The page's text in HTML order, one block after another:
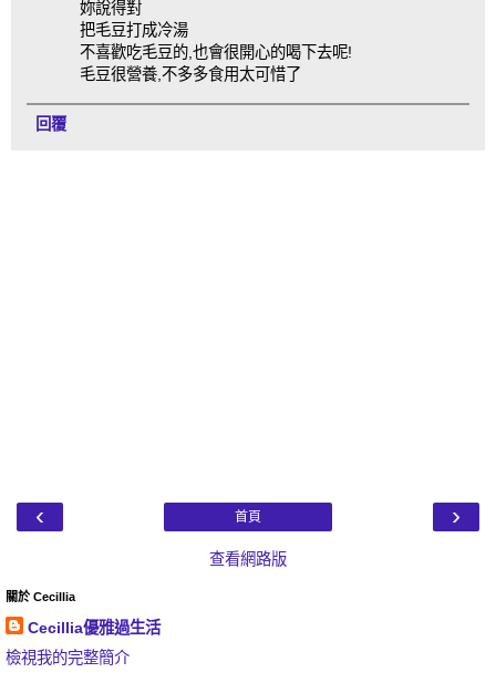
妳說得對
把毛豆打成冷湯
不喜歡吃毛豆的,也會很開心的喝下去呢!
毛豆很營養,不多多食用太可惜了
回覆
‹ ›
首頁
查看網路版
關於 Cecillia
Cecillia優雅過生活
檢視我的完整簡介